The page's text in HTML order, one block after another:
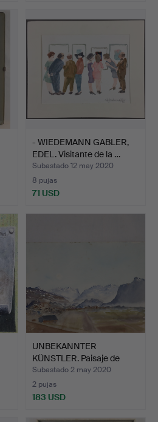
- WIEDEMANN GABLER,
EDEL. Visitante de la …
Subastado 12 may 2020
8 pujas
71 USD
UNBEKANNTER
KÜNSTLER. Paisaje de
montaña, …
Subastado 2 may 2020
2 pujas
183 USD